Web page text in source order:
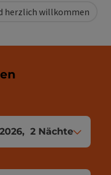
herzlich willkommen
, 2 Nächte